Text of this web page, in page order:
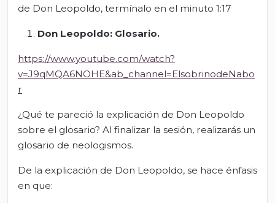
de Don Leopoldo, termínalo en el minuto 1:17
Don Leopoldo: Glosario.
https://www.youtube.com/watch?
v=J9qMQA6NOHE&ab_channel=ElsobrinodeNabo
r
¿Qué te pareció la explicación de Don Leopoldo
sobre el glosario? Al finalizar la sesión, realizarás un
glosario de neologismos.
De la explicación de Don Leopoldo, se hace énfasis
en que: